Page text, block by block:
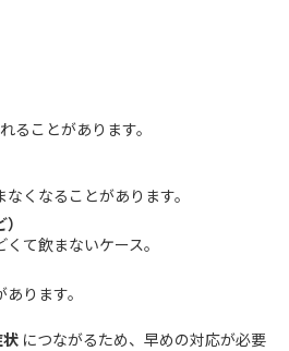
ることがあります。
くなることがあります。
て飲まないケース。
ります。
につながるため、早めの対応が必要